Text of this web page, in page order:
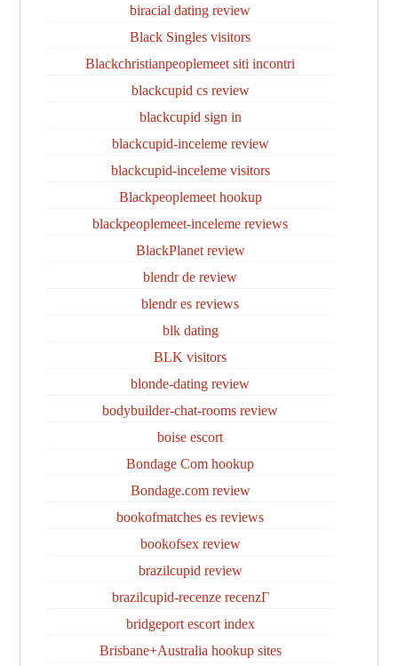
biracial dating review
Black Singles visitors
Blackchristianpeoplemeet siti incontri
blackcupid cs review
blackcupid sign in
blackcupid-inceleme review
blackcupid-inceleme visitors
Blackpeoplemeet hookup
blackpeoplemeet-inceleme reviews
BlackPlanet review
blendr de review
blendr es reviews
blk dating
BLK visitors
blonde-dating review
bodybuilder-chat-rooms review
boise escort
Bondage Com hookup
Bondage.com review
bookofmatches es reviews
bookofsex review
brazilcupid review
brazilcupid-recenze recenzГ­
bridgeport escort index
Brisbane+Australia hookup sites